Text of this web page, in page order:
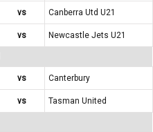
vs
Canberra Utd U21
vs Newcastle Jets U21
vs
Canterbury
vs Tasman United